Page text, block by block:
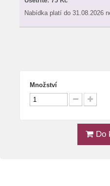
Nabídka platí do 31.08.2026
Množství
Do